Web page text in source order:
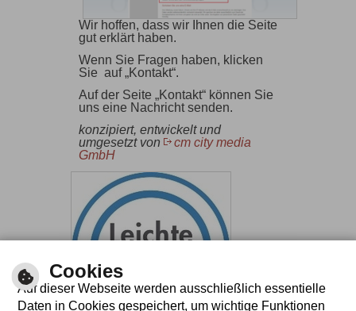
Wir hoffen, dass wir Ihnen die Seite
gut erklärt haben.
Wenn Sie Fragen haben, klicken
Sie auf „Kontakt“.
Auf der Seite „Kontakt“ können Sie
uns eine Nachricht senden.
konzipiert, entwickelt und
umgesetzt von
cm city media
GmbH
Cookies
Auf dieser Webseite werden ausschließlich essentielle
Daten in Cookies gespeichert, um wichtige Funktionen